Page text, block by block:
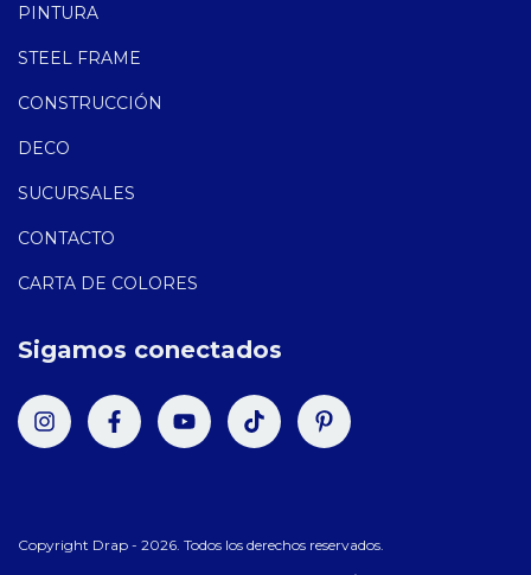
PINTURA
STEEL FRAME
CONSTRUCCIÓN
DECO
SUCURSALES
CONTACTO
CARTA DE COLORES
Sigamos conectados
Copyright Drap - 2026. Todos los derechos reservados.